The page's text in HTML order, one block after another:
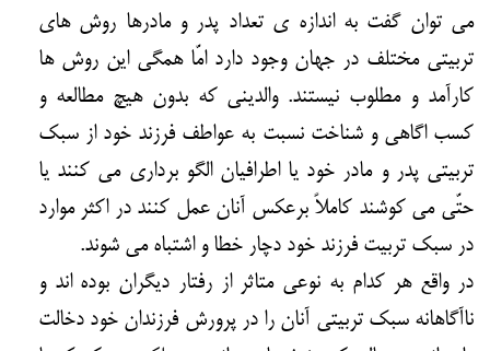
می توان گفت به اندازه ی تعداد پدر و مادرها روش های
تربیتی مختلف در جهان وجود دارد امّا همگی این روش ها
کارآمد و مطلوب نیستند. والدینی که بدون هیچ مطالعه و
کسب اگاهی و شناخت نسبت به عواطف فرزند خود از سبک
تربیتی پدر و مادر خود یا اطرافیان الگو برداری می کنند یا
حتّی می کوشند کاملاً برعکس آنان عمل کنند در اکثر موارد
در سبک تربیت فرزند خود دچار خطا و اشتباه می شوند.
در واقع هر کدام به نوعی متاثر از رفتار دیگران بوده اند و
ناآگاهانه سبک تربیتی آنان را در پرورش فرزندان خود دخالت